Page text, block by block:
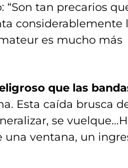
tan precarios
considerablemente
es mucho más
que las
Esta caída brusca
se
ventana, un